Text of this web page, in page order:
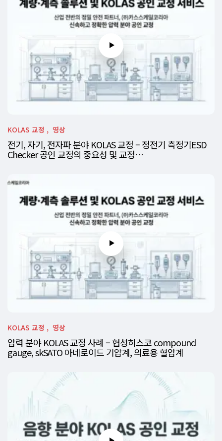
KOLAS 교정 영상
전기, 자기, 전자파 분야 KOLAS 교정 – 정전기 측정기ESD
Checker 공인 교정의 중요성 및 교정…
KOLAS 교정 영상
압력 분야 KOLAS 교정 사례 – 협성히스코 compound
gauge, skSATO 아네로이드 기압계, 의료용 혈압계